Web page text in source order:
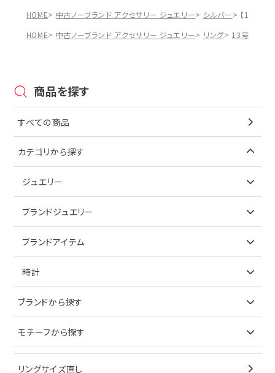
HOME 中古ノーブランド アクセサリー ジュエリー シルバー
【
HOME
中古ノーブランド アクセサリー ジュエリー リング 13号
商品を探す
すべての商品
カテゴリから探す
ジュエリー
アイテムで探す
ブレスレット
ブランドジュエリー
アイテムで探す
イヤリング
ブランドアイテム
アイテムで探す
キーケース
時計
ブランドで探す
オメガ
ブランドから探す
ティファニー
ブルガリ
モチーフから探す
リングサイズ直し